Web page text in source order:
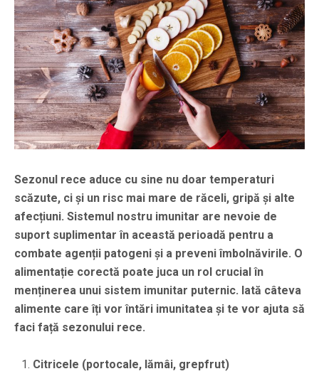
Sezonul rece aduce cu sine nu doar temperaturi
scăzute, ci și un risc mai mare de răceli, gripă și alte
afecțiuni. Sistemul nostru imunitar are nevoie de
suport suplimentar în această perioadă pentru a
combate agenții patogeni și a preveni îmbolnăvirile. O
alimentație corectă poate juca un rol crucial în
menținerea unui sistem imunitar puternic. Iată câteva
alimente care îți vor întări imunitatea și te vor ajuta să
faci față sezonului rece.
Citricele (portocale, lămâi, grepfrut)